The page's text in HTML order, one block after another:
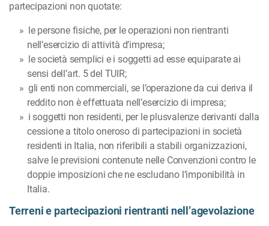
partecipazioni non quotate:
le persone fisiche, per le operazioni non rientranti
nell’esercizio di attività d’impresa;
le società semplici e i soggetti ad esse equiparate ai
sensi dell’art. 5 del TUIR;
gli enti non commerciali, se l’operazione da cui deriva il
reddito non è effettuata nell’esercizio di impresa;
i soggetti non residenti, per le plusvalenze derivanti dalla
cessione a titolo oneroso di partecipa­zioni in società
residenti in Italia, non riferibili a stabili organizzazioni,
salve le previsioni contenute nelle Convenzioni contro le
doppie imposizioni che ne escludano l’imponibilità in
Italia.
Terreni e partecipazioni rientranti nell’agevolazione